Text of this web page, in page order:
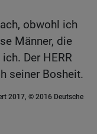
obwohl ich
Männer, die
Der HERR
seiner Bosheit.
2017, © 2016 Deutsche